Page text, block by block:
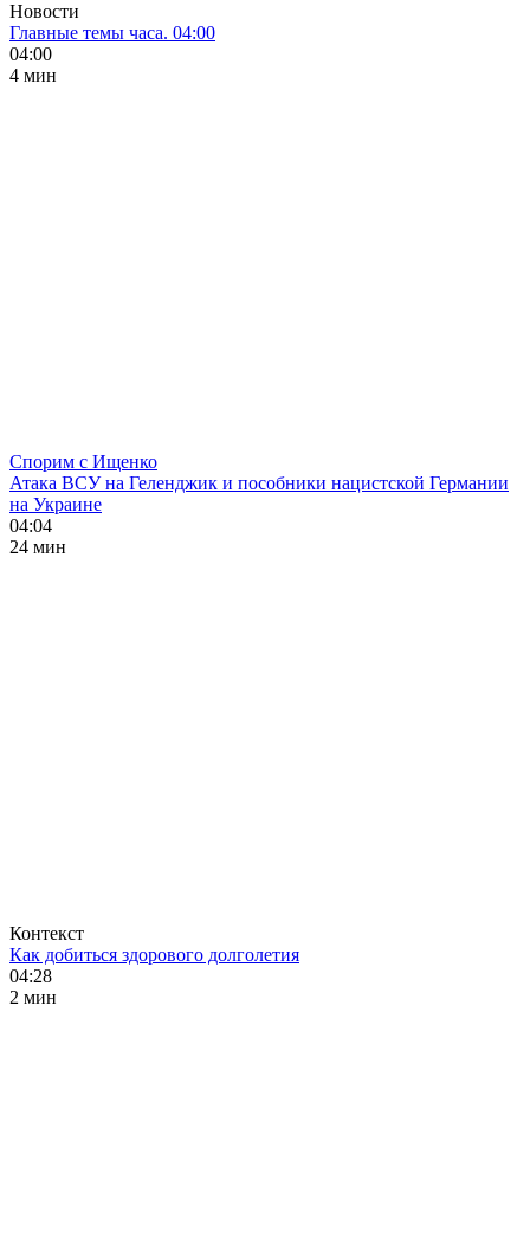
Новости
Главные темы часа. 04:00
04:00
4 мин
Спорим с Ищенко
Атака ВСУ на Геленджик и пособники нацистской Германии
на Украине
04:04
24 мин
Контекст
Как добиться здорового долголетия
04:28
2 мин